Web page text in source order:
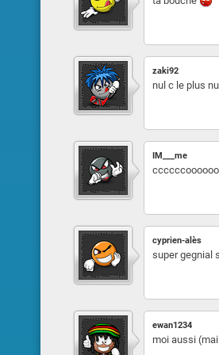
zaki92
nul c le plus
IM___me
cyprien-alès
super gegnial
ewan1234
moi aussi